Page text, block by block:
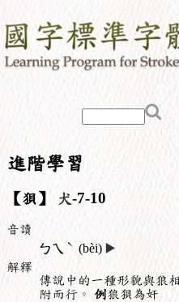
進階學習
【狽】 犬-7-10
音讀
ㄅㄟ ˋ (bèi) ▶️
解釋
傳說中的一種形貌與狼
附而行。 例狼狽為奸